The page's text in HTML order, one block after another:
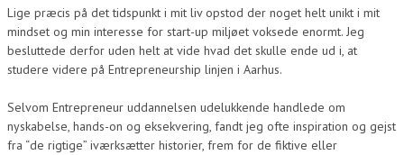
Lige præcis på det tidspunkt i mit liv opstod der noget helt unikt i mit
mindset og min interesse for start-up miljøet voksede enormt. Jeg
besluttede derfor uden helt at vide hvad det skulle ende ud i, at
studere videre på Entrepreneurship linjen i Aarhus.
Selvom Entrepreneur uddannelsen udelukkende handlede om
nyskabelse, hands-on og eksekvering, fandt jeg ofte inspiration og gejst
fra “de rigtige” iværksætter historier, frem for de fiktive eller